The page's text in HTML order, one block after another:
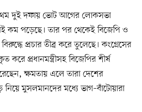
দুই দফায় ভোট আগের লোকসভা
কম পড়েছে। তার পর থেকেই বিজেপি ও
প্রচার তীব্র করে তুলেছে। কংগ্রেসের
করে প্রধানমন্ত্রীসহ বিজেপির শীর্ষ
ক্ষমতায় এলে তারা দেশের
মুসলমানদের মধ্যে ভাগ–বাঁটোয়ারা